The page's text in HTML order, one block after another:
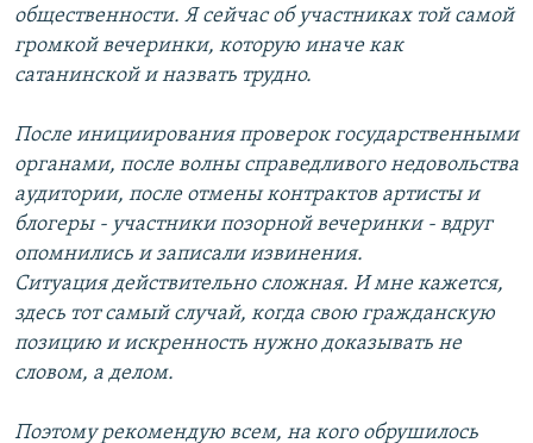
общественности. Я сейчас об участниках той самой
громкой вечеринки, которую иначе как
сатанинской и назвать трудно.
После инициирования проверок государственными
органами, после волны справедливого недовольства
аудитории, после отмены контрактов артисты и
блогеры - участники позорной вечеринки - вдруг
опомнились и записали извинения.
Ситуация действительно сложная. И мне кажется,
здесь тот самый случай, когда свою гражданскую
позицию и искренность нужно доказывать не
словом, а делом.
Поэтому рекомендую всем, на кого обрушилось